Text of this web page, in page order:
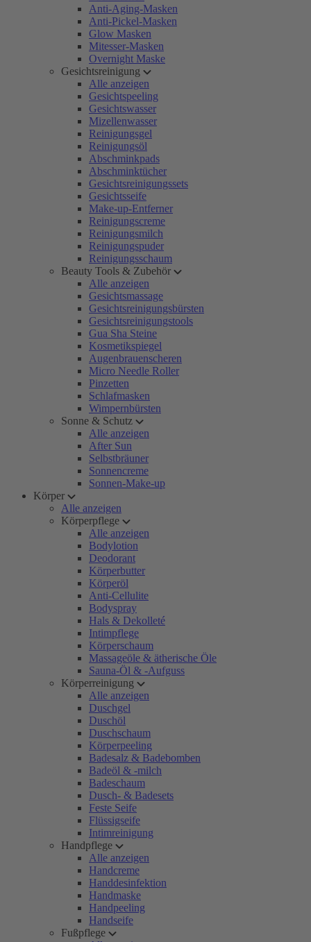
Anti-Aging-Masken
Anti-Pickel-Masken
Glow Masken
Mitesser-Masken
Overnight Maske
Gesichtsreinigung
Alle anzeigen
Gesichtspeeling
Gesichtswasser
Mizellenwasser
Reinigungsgel
Reinigungsöl
Abschminkpads
Abschminktücher
Gesichtsreinigungssets
Gesichtsseife
Make-up-Entferner
Reinigungscreme
Reinigungsmilch
Reinigungspuder
Reinigungsschaum
Beauty Tools & Zubehör
Alle anzeigen
Gesichtsmassage
Gesichtsreinigungsbürsten
Gesichtsreinigungstools
Gua Sha Steine
Kosmetikspiegel
Augenbrauenscheren
Micro Needle Roller
Pinzetten
Schlafmasken
Wimpernbürsten
Sonne & Schutz
Alle anzeigen
After Sun
Selbstbräuner
Sonnencreme
Sonnen-Make-up
Körper
Alle anzeigen
Körperpflege
Alle anzeigen
Bodylotion
Deodorant
Körperbutter
Körperöl
Anti-Cellulite
Bodyspray
Hals & Dekolleté
Intimpflege
Körperschaum
Massageöle & ätherische Öle
Sauna-Öl & -Aufguss
Körperreinigung
Alle anzeigen
Duschgel
Duschöl
Duschschaum
Körperpeeling
Badesalz & Badebomben
Badeöl & -milch
Badeschaum
Dusch- & Badesets
Feste Seife
Flüssigseife
Intimreinigung
Handpflege
Alle anzeigen
Handcreme
Handdesinfektion
Handmaske
Handpeeling
Handseife
Fußpflege